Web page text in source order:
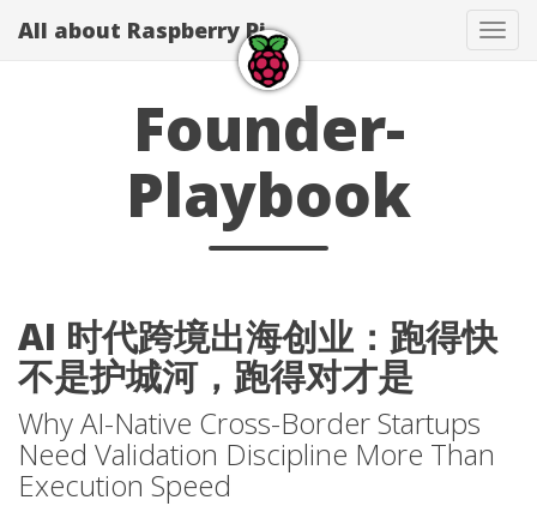
All about Raspberry Pi
Founder-
Playbook
AI 时代跨境出海创业：跑得快
不是护城河，跑得对才是
Why AI-Native Cross-Border Startups
Need Validation Discipline More Than
Execution Speed